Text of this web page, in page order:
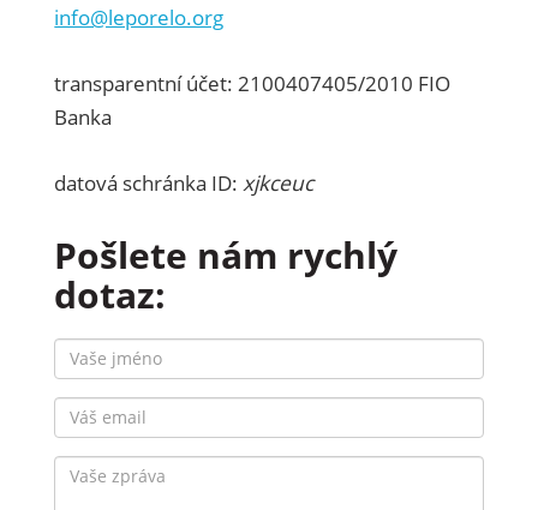
info@leporelo.org
transparentní účet: 2100407405/2010 FIO
Banka
datová schránka ID: xjkceuc
Pošlete nám rychlý
dotaz: